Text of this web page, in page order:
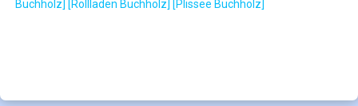
Buchholz] [Rollladen Buchholz] [Plissee Buchholz]